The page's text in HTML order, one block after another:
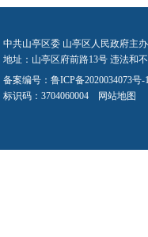
中共山亭区委 山亭区人民政府主
地址：山亭区府前路13号 违法和
备案编号： 鲁ICP备2020034073号-
标识码：3704060004 网站地图